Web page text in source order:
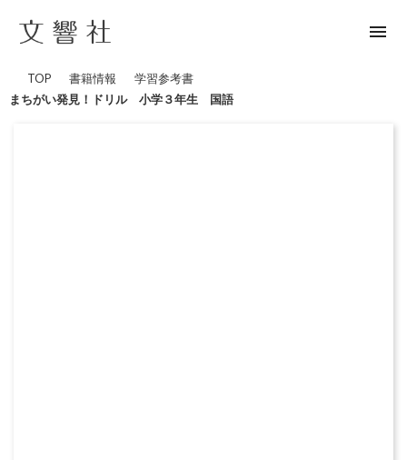
menu
TOP 書籍情報
学習参考書
まちがい発見！ドリル 小学３年生 国語